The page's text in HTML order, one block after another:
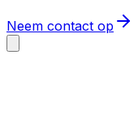
Neem contact op